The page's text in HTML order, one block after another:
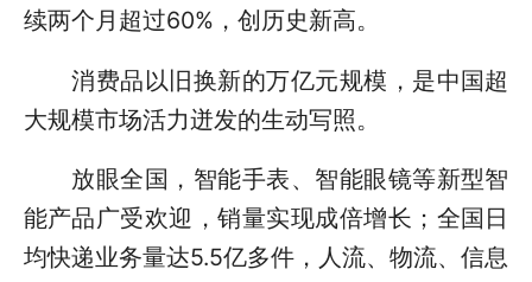
续两个月超过60%，创历史新高。
消费品以旧换新的万亿元规模，是中国超
大规模市场活力迸发的生动写照。
放眼全国，智能手表、智能眼镜等新型智
能产品广受欢迎，销量实现成倍增长；全国日
均快递业务量达5.5亿多件，人流、物流、信息